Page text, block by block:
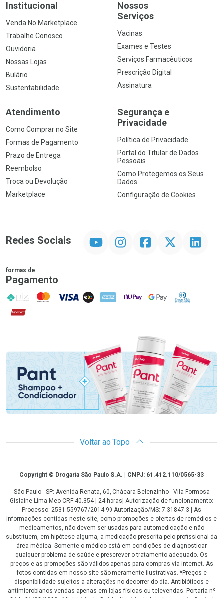
Institucional
Venda No Marketplace
Trabalhe Conosco
Ouvidoria
Nossas Lojas
Bulário
Sustentabilidade
Nossos
Serviços
Vacinas
Exames e Testes
Serviços Farmacêuticos
Prescrição Digital
Assinatura
Atendimento
Como Comprar no Site
Formas de Pagamento
Prazo de Entrega
Reembolso
Troca ou Devolução
Marketplace
Segurança e
Privacidade
Política de Privacidade
Portal do Titular de Dados
Pessoais
Como Protegemos os Seus
Dados
Configuração de Cookies
Redes Sociais InstagramFacebookTwitter Linkedin
formas de
Pagamento
PIX MasterCard
VISA ELO AMEX NuPay Google PayDiners Club
Hipercard
Promoção em Destaque
Voltar ao Topo
CopyrightCopyright © Drogaria São Paulo S.A. | CNPJ: 61.412.110/0565-33
São Paulo - SP: Avenida Renata, 60, Chácara Belenzinho - Vila Formosa
Gislaine Lima Meo CRF 40.354 | 24 horas| Autorização de funcionamento:
Processo: 2531.559767/2014-90 Autorização/MS: 7.31847.3 | As
informações contidas neste site, como promoções e ofertas de remédios e
medicamentos, não devem ser usadas para automedicação e não
substituem, em hipótese alguma, a medicação prescrita pelo profissional da
área médica. Somente o médico está em condições de diagnosticar
qualquer problema de saúde e prescrever o tratamento adequado. Os
preços e as promoções são válidos apenas para compras via internet. As
fotos contidas em nosso site são meramente ilustrativas. *Preços e
disponibilidade sujeitos a alterações no decorrer do dia. Antibióticos e
antimicrobianos vendas apenas em lojas físicas ou televendas. Portaria nº